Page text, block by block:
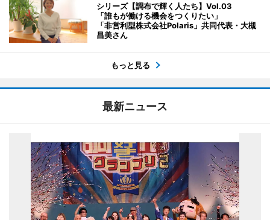
シリーズ【調布で輝く人たち】Vol.03
「誰もが働ける機会をつくりたい」
「非営利型株式会社Polaris」共同代表・大槻
昌美さん
もっと見る
最新ニュース